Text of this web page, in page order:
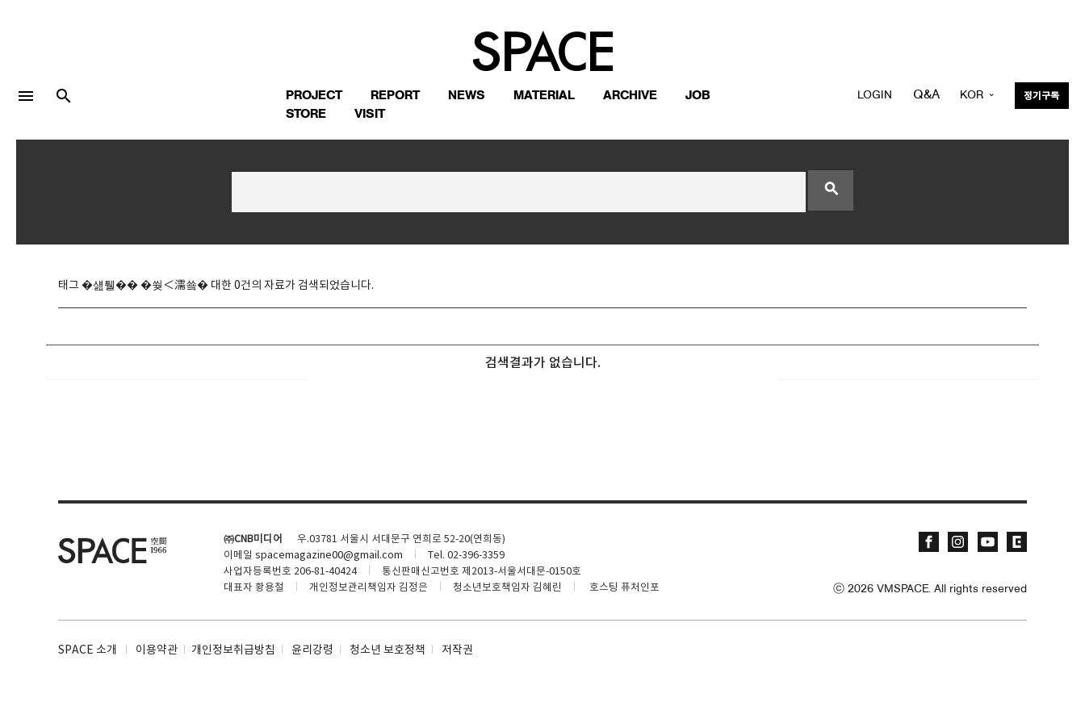
Twitter 로그인
기사문의
Contact
menu search PROJECT REPORT NEWS MATERIAL ARCHIVE
JOB
STORE
VISIT
LOGIN Q&A KOR 정기구독
search
태그 �섎퉬�� �쒖＜濡쑠� 대한 0건의 자료가 검색되었습니다.
검색결과가 없습니다.
㈜CNB미디어
우.03781 서울시 서대문구 연희로 52-20(연희동)
이메일 spacemagazine00@gmail.com
Tel. 02-396-3359
사업자등록번호 206-81-40424
통신판매신고번호 제2013-서울서대문-0150호
대표자 황용철
개인정보관리책임자 김정은 청소년보호책임자 김혜린 호스팅 퓨처인포 ⓒ 2026 VMSPACE. All rights reserved
SPACE 소개 이용약관 개인정보취급방침 윤리강령 청소년 보호정책 저작권